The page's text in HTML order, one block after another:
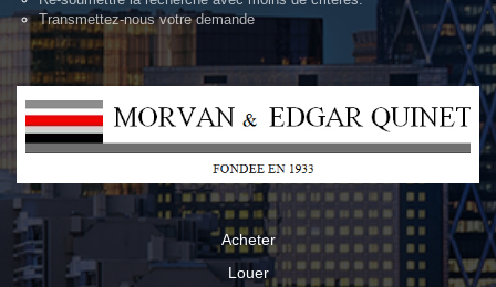
Transmettez-nous votre demande
Acheter
Louer